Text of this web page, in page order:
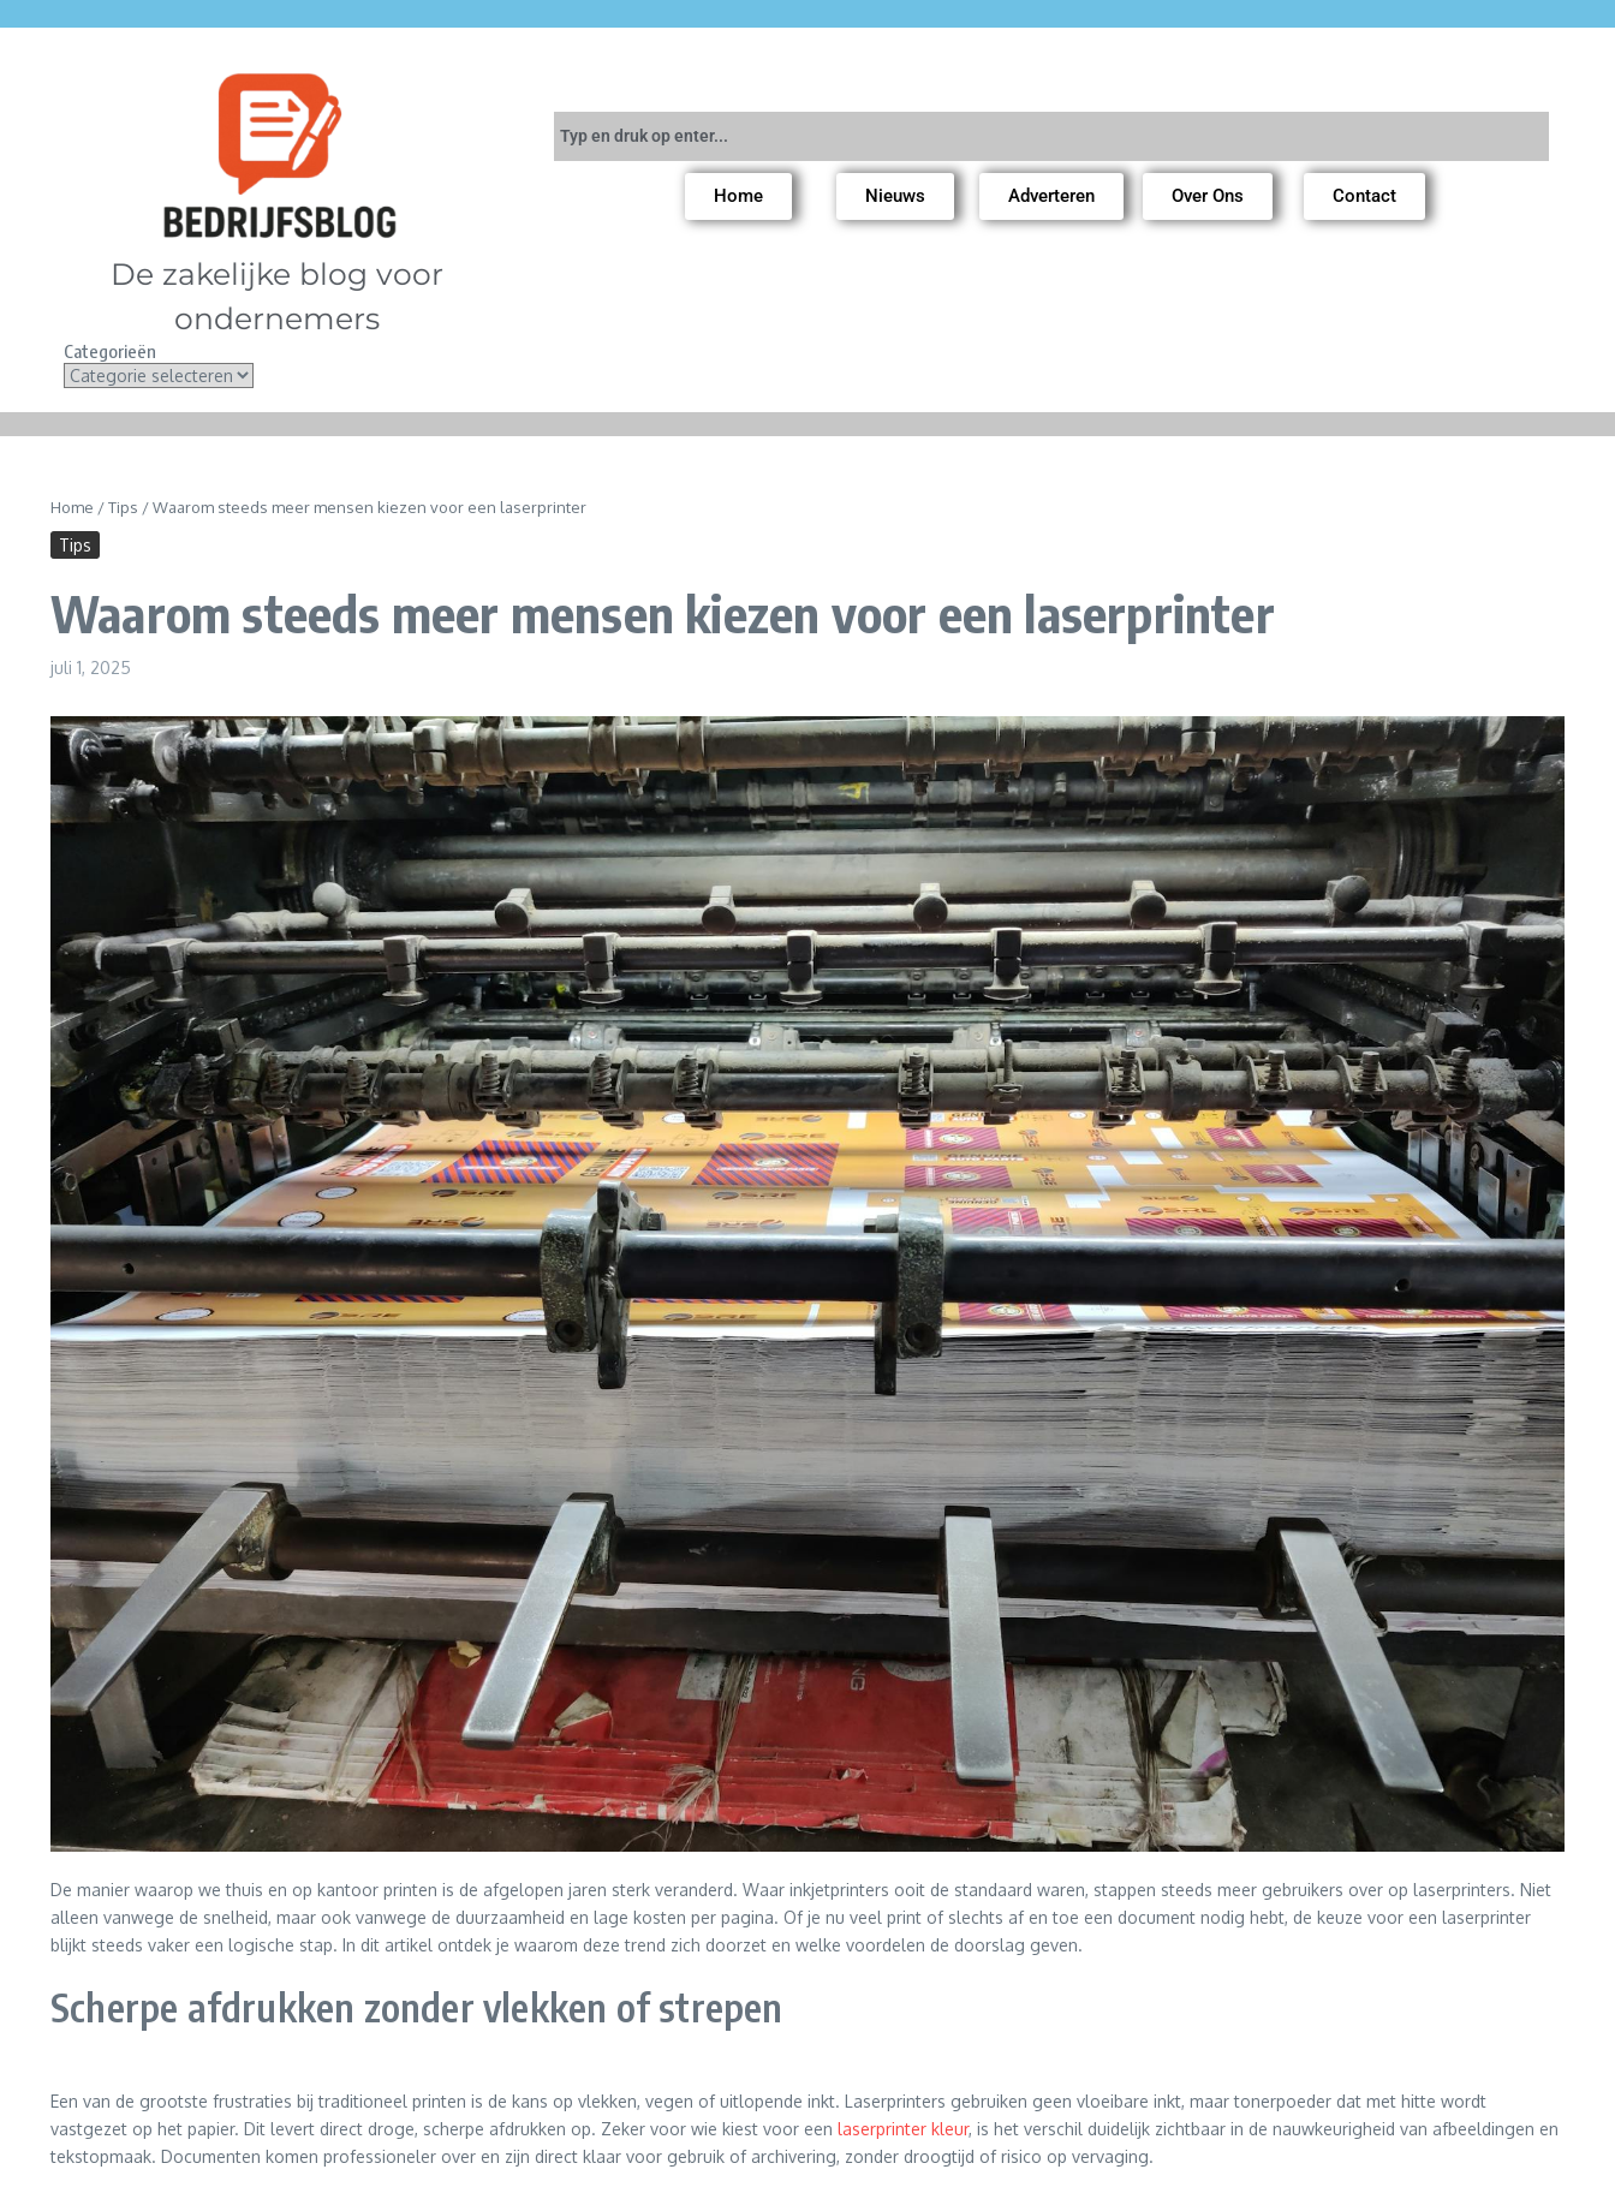
De zakelijke blog voor
ondernemers
Categorieën
Home Nieuws Adverteren Over Ons Contact
Home /Tips /Waarom steeds meer mensen kiezen voor een laserprinter
Tips
Waarom steeds meer mensen kiezen voor een laserprinter
juli 1, 2025
De manier waarop we thuis en op kantoor printen is de afgelopen jaren sterk veranderd. Waar inkjetprinters ooit de standaard waren, stappen steeds meer gebruikers over op laserprinters. Niet
alleen vanwege de snelheid, maar ook vanwege de duurzaamheid en lage kosten per pagina. Of je nu veel print of slechts af en toe een document nodig hebt, de keuze voor een laserprinter
blijkt steeds vaker een logische stap. In dit artikel ontdek je waarom deze trend zich doorzet en welke voordelen de doorslag geven.
Scherpe afdrukken zonder vlekken of strepen
Een van de grootste frustraties bij traditioneel printen is de kans op vlekken, vegen of uitlopende inkt. Laserprinters gebruiken geen vloeibare inkt, maar tonerpoeder dat met hitte wordt
vastgezet op het papier. Dit levert direct droge, scherpe afdrukken op. Zeker voor wie kiest voor een laserprinter kleur, is het verschil duidelijk zichtbaar in de nauwkeurigheid van afbeeldingen en
tekstopmaak. Documenten komen professioneler over en zijn direct klaar voor gebruik of archivering, zonder droogtijd of risico op vervaging.